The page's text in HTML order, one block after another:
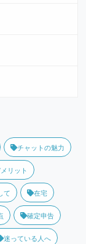
チャットの魅力
リット
て 在宅
確定申告
迷っている人へ